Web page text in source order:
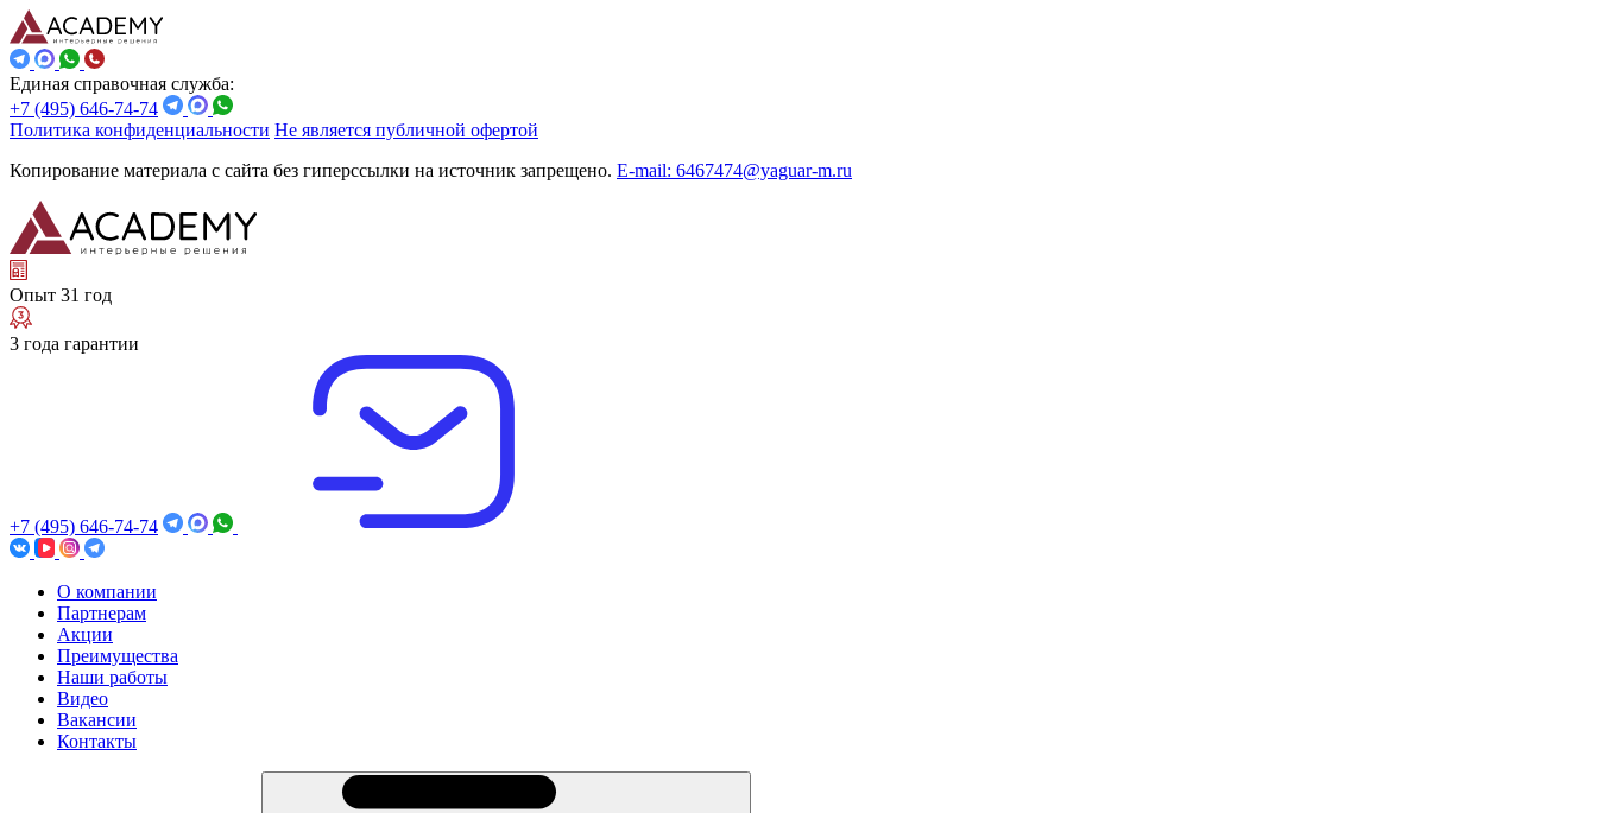
Единая справочная служба:
+7 (495) 646-74-74
Политика конфиденциальности Не является публичной офертой
Копирование материала с сайта без гиперссылки на источник запрещено. E-mail: 6467474@yaguar-m.ru
Опыт 31 год
3 года гарантии
+7 (495) 646-74-74
О компании
Партнерам
Акции
Преимущества
Наши работы
Видео
Вакансии
Контакты